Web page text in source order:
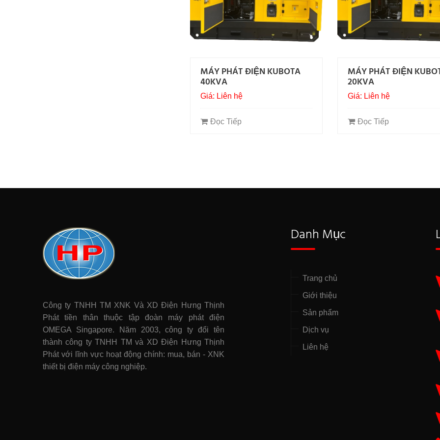
MÁY PHÁT ĐIỆN KUBOTA
40KVA
Giá: Liên hệ
Đọc Tiếp
MÁY PHÁT ĐIỆN
20KVA
Giá: Liên hệ
Đọc Tiếp
Công ty TNHH TM XNK Và XD Điện Hưng Thịnh
Phát tiền thân thuộc tập đoàn máy phát điện
OMEGA Singapore. Năm 2003, công ty đổi tên
thành công ty TNHH TM và XD Điện Hưng Thịnh
Phát với lĩnh vực hoạt động chính: mua, bán - XNK
thiết bị điện máy công nghiệp.
Danh Mục
Trang chủ
Giới thiệu
Sản phẩm
Dịch vụ
Liên hệ